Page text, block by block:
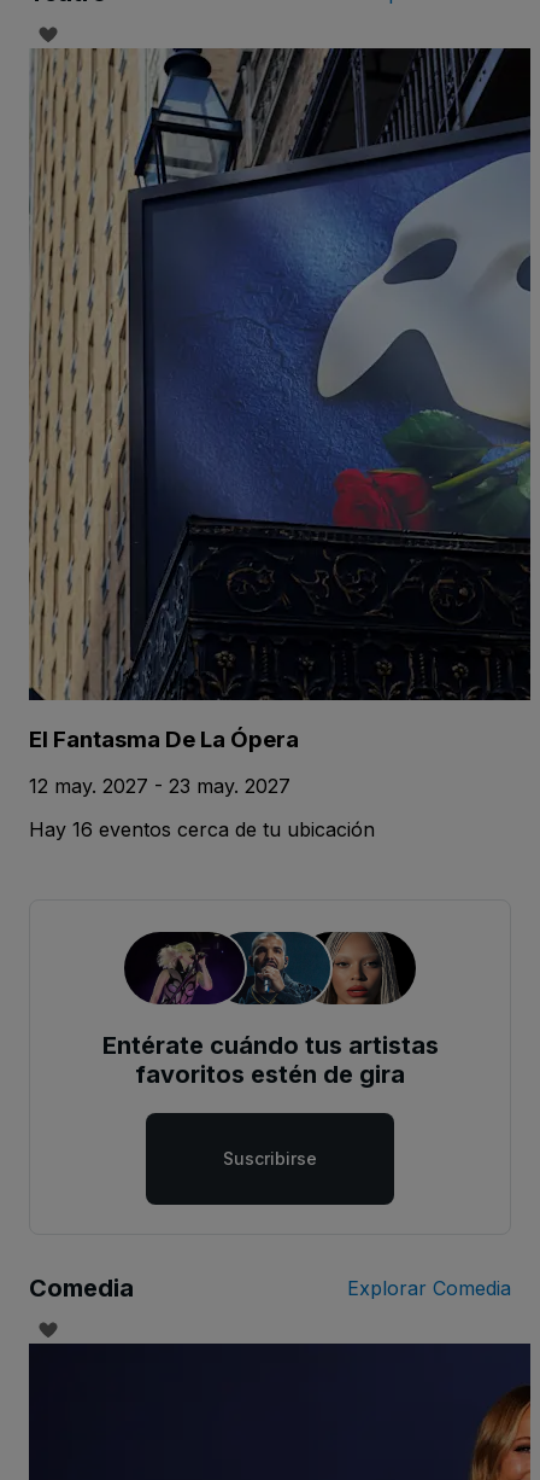
El Fantasma De La Ópera
12 may. 2027 - 23 may. 2027
Hay 16 eventos cerca de tu ubicación
Entérate cuándo tus artistas
favoritos estén de gira
Suscribirse
Comedia Explorar Comedia